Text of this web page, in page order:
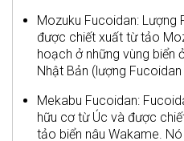
Mozuku Fucoidan: Lượng
được chiết xuất từ tảo
hoạch ở những vùng biển
Nhật Bản (lượng
Mekabu Fucoidan:
hữu cơ từ Úc và được
tảo biển nâu Wakame.